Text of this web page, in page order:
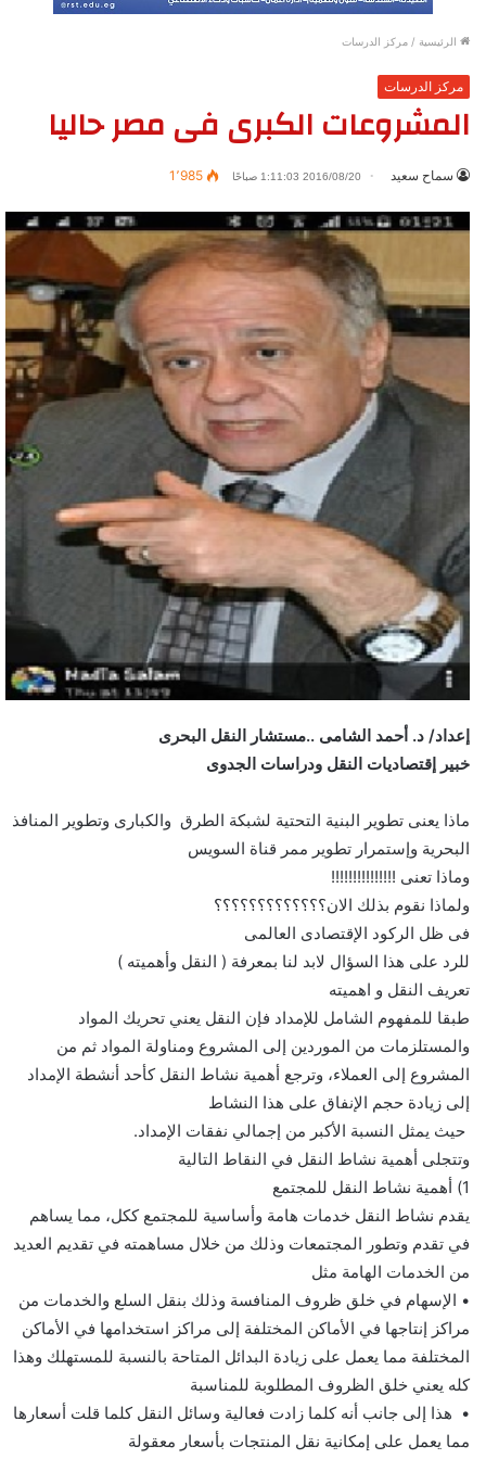
الرئيسية / مركز الدرسات
مركز الدرسات
المشروعات الكبرى فى مصر حاليا
سماح سعيد 2016/08/20 1:11:03 صباحًا 1٬985
إعداد/ د. أحمد الشامى ..مستشار النقل البحرى
خبير إقتصاديات النقل ودراسات الجدوى
ماذا يعنى تطوير البنية التحتية لشبكة الطرق والكبارى وتطوير المنافذ
البحرية وإستمرار تطوير ممر قناة السويس
وماذا تعنى !!!!!!!!!!!!!!!
ولماذا نقوم بذلك الان؟؟؟؟؟؟؟؟؟؟؟؟؟
فى ظل الركود الإقتصادى العالمى
للرد على هذا السؤال لابد لنا بمعرفة ( النقل وأهميته )
تعريف النقل و اهميته
طبقا للمفهوم الشامل للإمداد فإن النقل يعني تحريك المواد
والمستلزمات من الموردين إلى المشروع ومناولة المواد ثم من
المشروع إلى العملاء، وترجع أهمية نشاط النقل كأحد أنشطة الإمداد
إلى زيادة حجم الإنفاق على هذا النشاط
حيث يمثل النسبة الأكبر من إجمالي نفقات الإمداد.
وتتجلى أهمية نشاط النقل في النقاط التالية
1) أهمية نشاط النقل للمجتمع
يقدم نشاط النقل خدمات هامة وأساسية للمجتمع ككل، مما يساهم
في تقدم وتطور المجتمعات وذلك من خلال مساهمته في تقديم العديد
من الخدمات الهامة مثل
• الإسهام في خلق ظروف المنافسة وذلك بنقل السلع والخدمات من
مراكز إنتاجها في الأماكن المختلفة إلى مراكز استخدامها في الأماكن
المختلفة مما يعمل على زيادة البدائل المتاحة بالنسبة للمستهلك وهذا
كله يعني خلق الظروف المطلوبة للمناسبة
• هذا إلى جانب أنه كلما زادت فعالية وسائل النقل كلما قلت أسعارها
مما يعمل على إمكانية نقل المنتجات بأسعار معقولة